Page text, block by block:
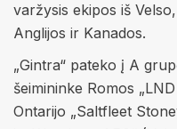
varžysis ekipos iš
Anglijos ir Kanados.
„Gintra“ pateko į A
šeimininke Romos
Ontarijo „Saltfleet